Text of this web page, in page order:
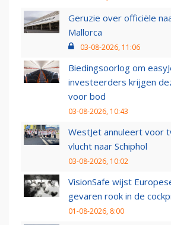
Geruzie over officiële
Mallorca
03-08-2026, 11:06
Biedingsoorlog om
investeerders krijgen
voor bod
03-08-2026, 10:43
WestJet annuleert voor
vlucht naar Schiphol
03-08-2026, 10:02
VisionSafe wijst
gevaren rook in de
01-08-2026, 8:00